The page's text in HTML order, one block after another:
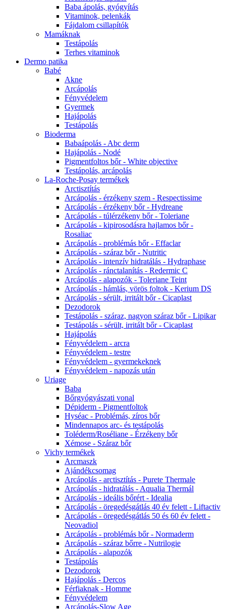
Baba ápolás, gyógyítás
Vitaminok, pelenkák
Fájdalom csillapítók
Mamáknak
Testápolás
Terhes vitaminok
Dermo patika
Babé
Akne
Arcápolás
Fényvédelem
Gyermek
Hajápolás
Testápolás
Bioderma
Babaápolás - Abc derm
Hajápolás - Nodé
Pigmentfoltos bőr - White objective
Testápolás, arcápolás
La-Roche-Posay termékek
Arctisztítás
Arcápolás - érzékeny szem - Respectissime
Arcápolás - érzékeny bőr - Hydreane
Arcápolás - túlérzékeny bőr - Toleriane
Arcápolás - kipirosodásra hajlamos bőr -
Rosaliac
Arcápolás - problémás bőr - Effaclar
Arcápolás - száraz bőr - Nutritic
Arcápolás - intenzív hidratálás - Hydraphase
Arcápolás - ránctalanítás - Redermic C
Arcápolás - alapozók - Toleriane Teint
Arcápolás - hámlás, vörös foltok - Kerium DS
Arcápolás - sérült, irritált bőr - Cicaplast
Dezodorok
Testápolás - száraz, nagyon száraz bőr - Lipikar
Testápolás - sérült, irritált bőr - Cicaplast
Hajápolás
Fényvédelem - arcra
Fényvédelem - testre
Fényvédelem - gyermekeknek
Fényvédelem - napozás után
Uriage
Baba
Bőrgyógyászati vonal
Dépiderm - Pigmentfoltok
Hyséac - Problémás, zíros bőr
Mindennapos arc- és testápolás
Toléderm/Roséliane - Érzékeny bőr
Xémose - Száraz bőr
Vichy termékek
Arcmaszk
Ajándékcsomag
Arcápolás - arctisztítás - Purete Thermale
Arcápolás - hidratálás - Aqualia Thermál
Arcápolás - ideális bőrért - Idealia
Arcápolás - öregedésgátlás 40 év felett - Liftactiv
Arcápolás - öregedésgátlás 50 és 60 év felett -
Neovadiol
Arcápolás - problémás bőr - Normaderm
Arcápolás - száraz bőrre - Nutrilogie
Arcápolás - alapozók
Testápolás
Dezodorok
Hajápolás - Dercos
Férfiaknak - Homme
Fényvédelem
Arcápolás-Slow Age